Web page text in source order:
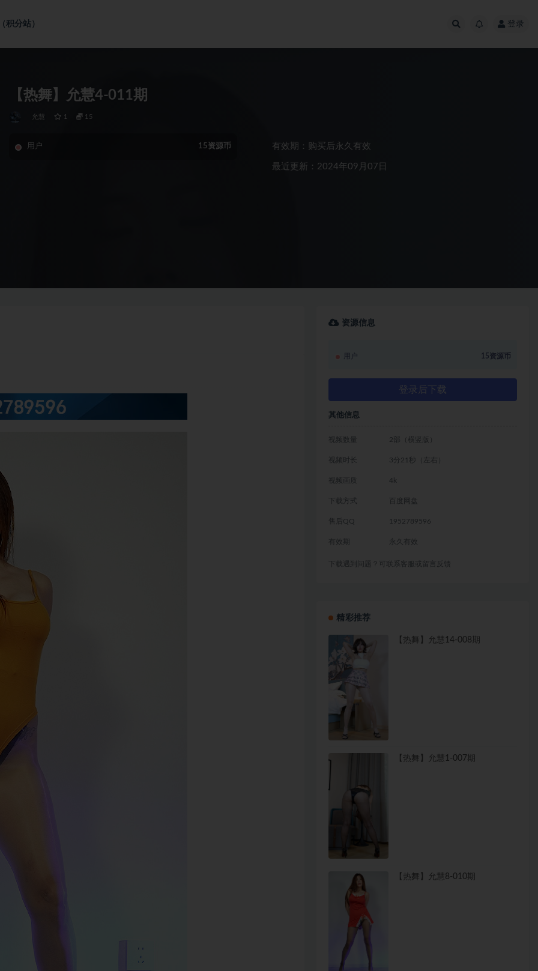
积分站） 登录
【热舞】允慧4-011期
允慧 1 15
用户 15资源币 有效期：购买后永久有效
最近更新：2024年09月07日
资源信息
用户 15资源币
登录后下载
其他信息
视频数量 2部（横竖版）
视频时长 3分21秒（左右）
视频画质 4k
下载方式 百度网盘
售后QQ 1952789596
有效期 永久有效
下载遇到问题？可联系客服或留言反馈
精彩推荐
【热舞】允慧14-008期
【热舞】允慧1-007期
【热舞】允慧8-010期